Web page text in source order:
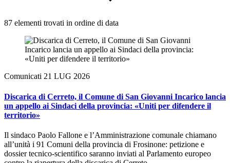
87 elementi trovati in ordine di data
Comunicati 21 LUG 2026
Discarica di Cerreto, il Comune di San Giovanni Incarico lancia
un appello ai Sindaci della provincia: «Uniti per difendere il
territorio»
Il sindaco Paolo Fallone e l’Amministrazione comunale chiamano
all’unità i 91 Comuni della provincia di Frosinone: petizione e
dossier tecnico-scientifico saranno inviati al Parlamento europeo